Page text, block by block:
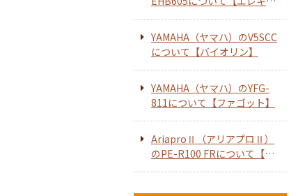
ース】
YAMAHA（ヤマハ）のV5SCC
について【バイオリン】
YAMAHA（ヤマハ）のYFG-
811について【ファゴット】
AriaproⅡ（アリアプロⅡ）
のPE-R100 FRについて【エ
レキギター】